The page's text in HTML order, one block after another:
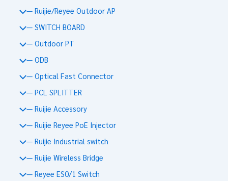
— Ruijie/Reyee Outdoor AP
— SWITCH BOARD
— Outdoor PT
— ODB
— Optical Fast Connector
— PCL SPLITTER
— Ruijie Accessory
— Ruijie Reyee PoE Injector
— Ruijie Industrial switch
— Ruijie Wireless Bridge
— Reyee ES0/1 Switch